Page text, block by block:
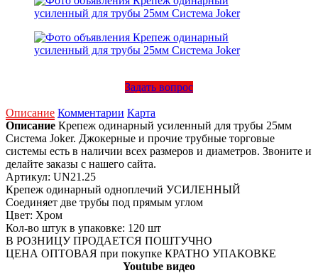
Задать вопрос
Описание Комментарии Карта
Описание Крепеж одинарный усиленный для трубы 25мм
Система Joker. Джокерные и прочие трубные торговые
системы есть в наличии всех размеров и диаметров. Звоните и
делайте заказы с нашего сайта.
Артикул: UN21.25
Крепеж одинарный одноплечий УСИЛЕННЫЙ
Соединяет две трубы под прямым углом
Цвет: Хром
Кол-во штук в упаковке: 120 шт
В РОЗНИЦУ ПРОДАЕТСЯ ПОШТУЧНО
ЦЕНА ОПТОВАЯ при покупке КРАТНО УПАКОВКЕ
Youtube видео